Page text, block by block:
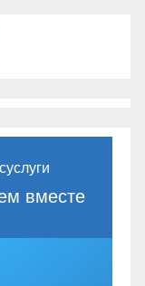
вместе